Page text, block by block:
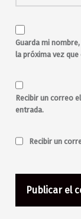
Guarda mi
la próxima vez
Recibir un correo
entrada.
Recibir un